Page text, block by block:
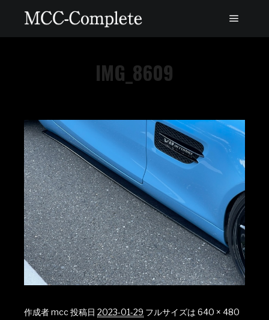
IMG_8609
作成者mcc投稿日 2023-01-29 フルサイズは 640 × 480